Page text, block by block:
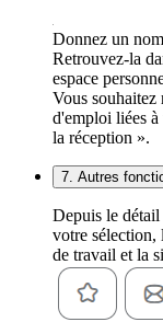
Donnez un
Retrouvez-la
espace
Vous
d'emploi liées
la réception ».
7. Autres
Depuis le
votre sélection,
de travail et la